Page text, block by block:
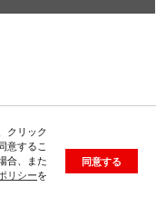
クリック
意するこ
合、また
リシーを
同意する